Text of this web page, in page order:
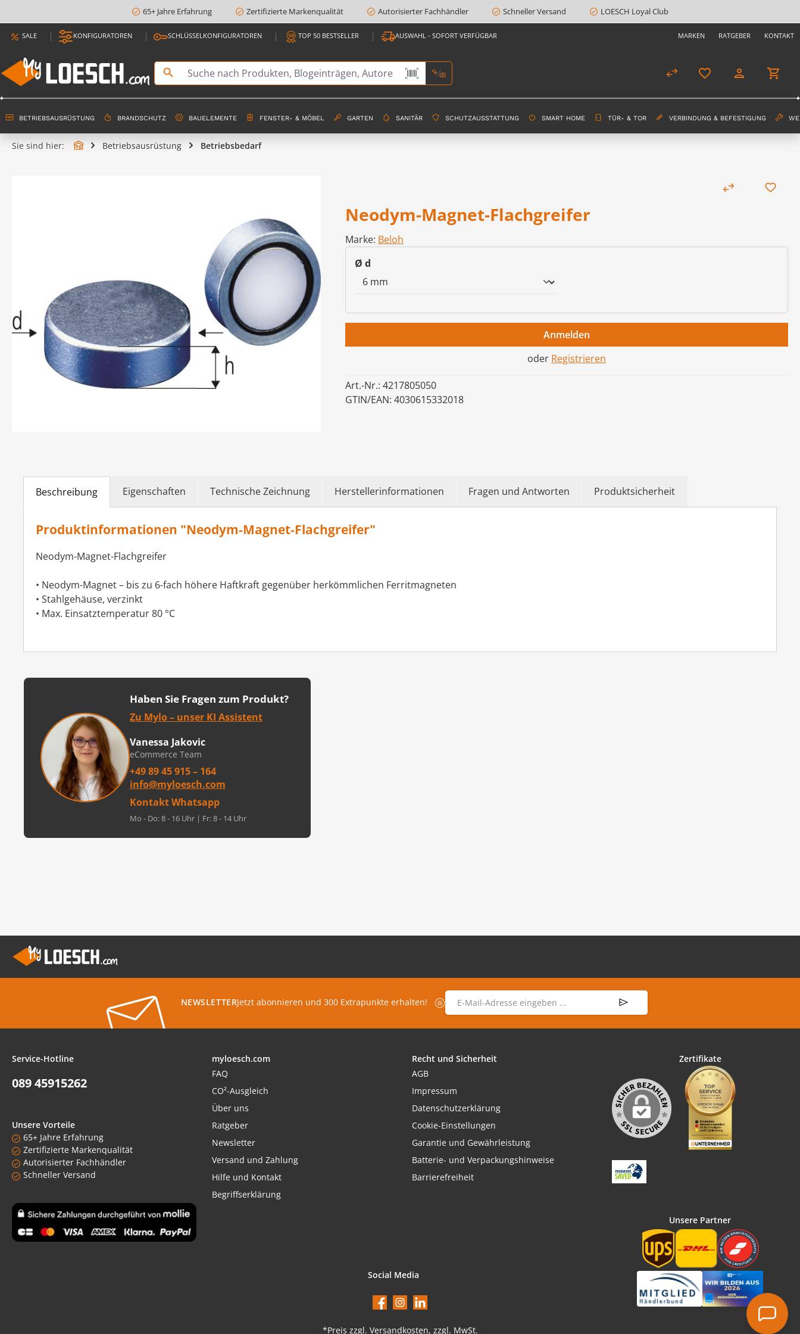
Zur Hauptnavigation springen
65+ Jahre Erfahrung Zertifizierte Markenqualität Autorisierter Fachhändler Schneller Versand LOESCH Loyal Club
SALE KONFIGURATOREN SCHLÜSSELKONFIGURATOREN TOP 50 BESTSELLER AUSWAHL - SOFORT VERFÜGBAR MARKEN RATGEBER KONTAKT
BETRIEBSAUSRÜSTUNG BRANDSCHUTZ BAUELEMENTE FENSTER- & MÖBEL GARTEN SANITÄR SCHUTZAUSSTATTUNG SMART HOME TÜR- & TOR VERBINDUNG & BEFESTIGUNG
Sie sind hier: Betriebsausrüstung Betriebsbedarf
Neodym-Magnet-Flachgreifer
Marke: Beloh
Ø d
Anmelden
oder Registrieren
Art.-Nr.: 4217805050
GTIN/EAN: 4030615332018
Beschreibung Eigenschaften Technische Zeichnung Herstellerinformationen Fragen und Antworten Produktsicherheit
Produktinformationen "Neodym-Magnet-Flachgreifer"
Neodym-Magnet-Flachgreifer
• Neodym-Magnet – bis zu 6-fach höhere Haftkraft gegenüber herkömmlichen Ferritmagneten
• Stahlgehäuse, verzinkt
• Max. Einsatztemperatur 80 °C
Haben Sie Fragen zum Produkt?
Zu Mylo – unser KI Assistent
Vanessa Jakovic
eCommerce Team
+49 89 45 915 – 164
info@myloesch.com
Kontakt Whatsapp
Mo - Do: 8 - 16 Uhr | Fr: 8 - 14 Uhr
NEWSLETTERJetzt abonnieren und 300 Extrapunkte erhalten!
E-Mail-Adresse
Service-Hotline
089 45915262
Unsere Vorteile
65+ Jahre Erfahrung
Zertifizierte Markenqualität
Autorisierter Fachhändler
Schneller Versand
myloesch.com
FAQ
CO²-Ausgleich
Über uns
Ratgeber
Newsletter
Versand und Zahlung
Hilfe und Kontakt
Begriffserklärung
Recht und Sicherheit
AGB
Impressum
Datenschutzerklärung
Cookie-Einstellungen
Garantie und Gewährleistung
Batterie- und Verpackungshinweise
Barrierefreiheit
Zertifikate
Unsere Partner
Social Media
FacebookInstagram
LinkedIn
*Preis zzgl. Versandkosten, zzgl. MwSt.